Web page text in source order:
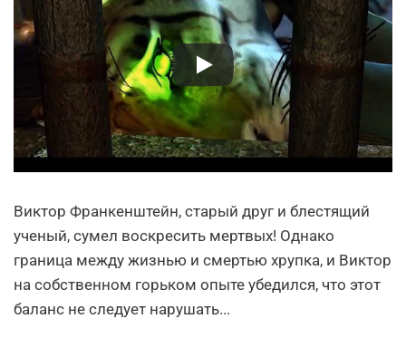
Виктор Франкенштейн, старый друг и блестящий
ученый, сумел воскресить мертвых! Однако
граница между жизнью и смертью хрупка, и Виктор
на собственном горьком опыте убедился, что этот
баланс не следует нарушать...